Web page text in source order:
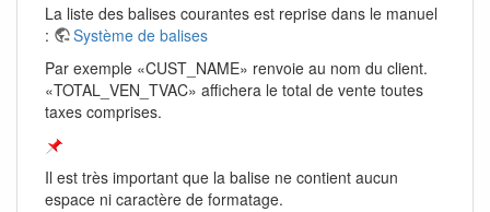
La liste des balises courantes est reprise dans le manuel
:
Système de balises
Par exemple «CUST_NAME» renvoie au nom du client.
«TOTAL_VEN_TVAC» affichera le total de vente toutes
taxes comprises.
Il est très important que la balise ne contient aucun
espace ni caractère de formatage.